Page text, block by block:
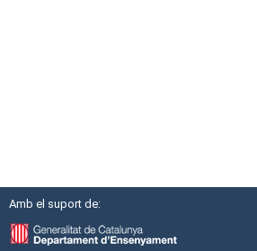
Amb el suport de: